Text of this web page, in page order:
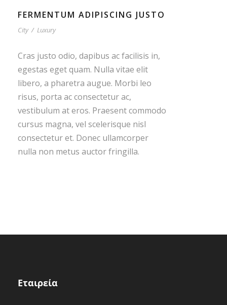
FERMENTUM ADIPISCING JUSTO
City / Luxury
Cras justo odio, dapibus ac facilisis in,
egestas eget quam. Nulla vitae elit
libero, a pharetra augue. Morbi leo
risus, porta ac consectetur ac,
vestibulum at eros. Praesent commodo
cursus magna, vel scelerisque nisl
consectetur et. Donec ullamcorper
nulla non metus auctor fringilla.
Εταιρεία